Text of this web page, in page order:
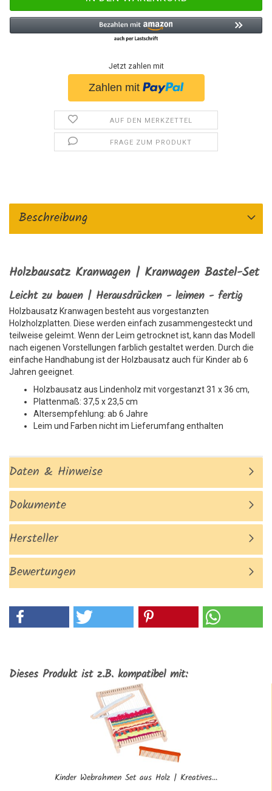
Jetzt zahlen mit
AUF DEN MERKZETTEL
FRAGE ZUM PRODUKT
Beschreibung
Holzbausatz Kranwagen | Kranwagen Bastel-Set
Leicht zu bauen | Herausdrücken - leimen - fertig
Holzbausatz Kranwagen besteht aus vorgestanzten
Holzholzplatten. Diese werden einfach zusammengesteckt und
teilweise geleimt. Wenn der Leim getrocknet ist, kann das Modell
nach eigenen Vorstellungen farblich gestaltet werden. Durch die
einfache Handhabung ist der Holzbausatz auch für Kinder ab 6
Jahren geeignet.
Holzbausatz aus Lindenholz mit vorgestanzt 31 x 36 cm,
Plattenmaß: 37,5 x 23,5 cm
Altersempfehlung: ab 6 Jahre
Leim und Farben nicht im Lieferumfang enthalten
Daten & Hinweise
Dokumente
Hersteller
Bewertungen
Dieses Produkt ist z.B. kompatibel mit:
Kinder Webrahmen Set aus Holz | Kreatives...